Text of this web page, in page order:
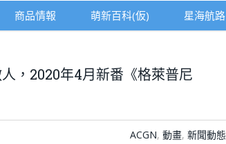
商品情報 萌新百科(仮) 星海航路
，2020年4月新番《格萊普尼
ACGN, 動畫, 新聞動態